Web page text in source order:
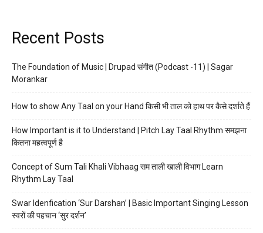
Recent Posts
The Foundation of Music | Drupad संगीत (Podcast -11) | Sagar
Morankar
How to show Any Taal on your Hand किसी भी ताल को हाथ पर कैसे दर्शाते हैं
How Important is it to Understand | Pitch Lay Taal Rhythm समझना
कितना महत्वपूर्ण है
Concept of Sum Tali Khali Vibhaag सम ताली खाली विभाग Learn
Rhythm Lay Taal
Swar Idenfication ‘Sur Darshan’ | Basic Important Singing Lesson
स्वरों की पहचान ‘सुर दर्शन’